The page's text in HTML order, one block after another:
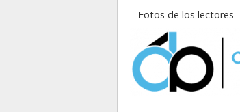
Fotos de los lectores